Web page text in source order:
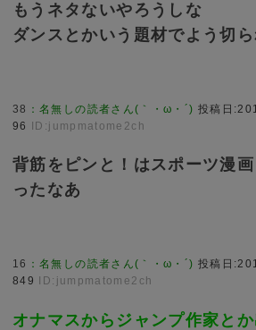
もうネタないやろうしな
ダンスとかいう題材でよう切
38 ：名無しの読者さん(｀・ω・´) 投稿日
96
ID:jumpmatome2ch
背筋をピンと！はスポーツ漫
ったなあ
16 ：名無しの読者さん(｀・ω・´) 投稿日
849
ID:jumpmatome2ch
オナマスからジャンプ作家と